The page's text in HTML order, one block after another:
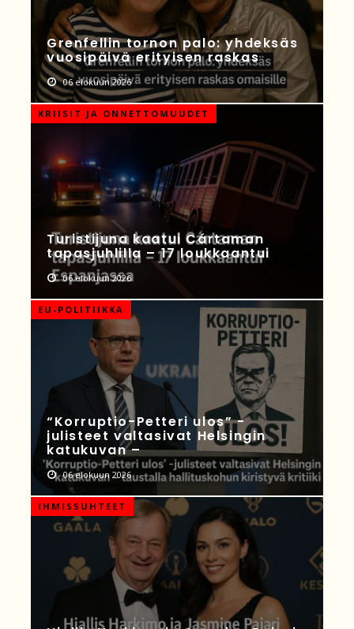
Grenfellin tornon palo: yhdeksäs
vuosipäivä erityisen raskas
06 elokuun 2026
KRIISIT JA ONNETTOMUUDET
Turistijuna kaatui Cártaman
tapasjuhlilla – 17 loukkaantui
06 elokuun 2026
EU-POLITIIKKA
“Korruptio-Petteri ulos” -
julisteet valtasivat Helsingin
katukuvan –
06 elokuun 2026
IHMISSUHTEET